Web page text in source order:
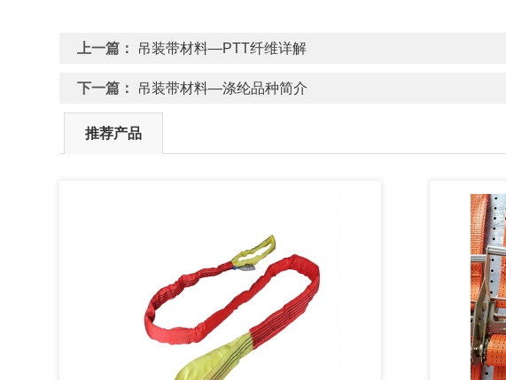
上一篇： 吊装带材料—PTT纤维详解
下一篇： 吊装带材料—涤纶品种简介
推荐产品